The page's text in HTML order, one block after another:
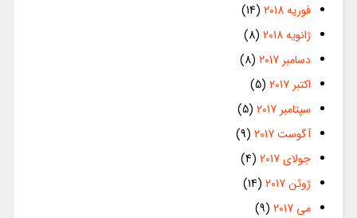
فوریه 2018
(14)
ژانویه 2018
(8)
دسامبر 2017
(8)
اکتبر 2017
(5)
سپتامبر 2017
(5)
آگوست 2017
(9)
جولای 2017
(4)
ژوئن 2017
(14)
می 2017
(9)